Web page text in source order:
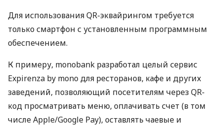
Для использования QR-эквайрингом требуется
только смартфон с установленным программным
обеспечением.
К примеру, monobank разработал целый сервис
Expirenza by mono для ресторанов, кафе и других
заведений, позволяющий посетителям через QR-
код просматривать меню, оплачивать счет (в том
числе Apple/Google Pay), оставлять чаевые и